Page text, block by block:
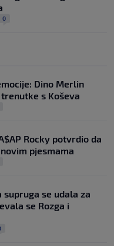
0
Dino Merlin
s Koševa
Rocky potvrdio da
pjesmama
supruga se udala za
se Rozga i